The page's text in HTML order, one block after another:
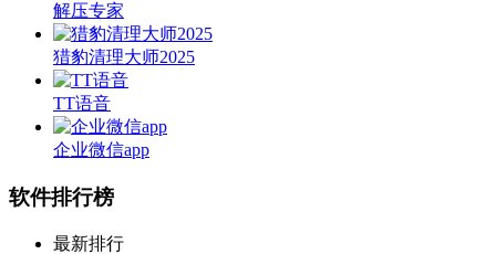
解压专家
猎豹清理大师2025
TT语音
企业微信app
软件排行榜
最新排行